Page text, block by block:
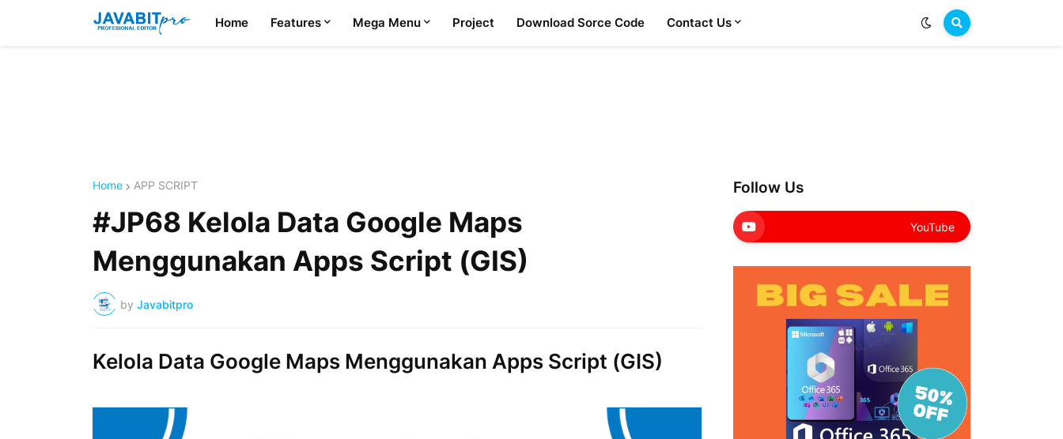
Home Features Mega Menu Project Download Sorce Code Contact Us
Home APP SCRIPT
#JP68 Kelola Data Google Maps
Menggunakan Apps Script (GIS)
by Javabitpro
Kelola Data Google Maps Menggunakan Apps Script (GIS)
Follow Us
YouTube